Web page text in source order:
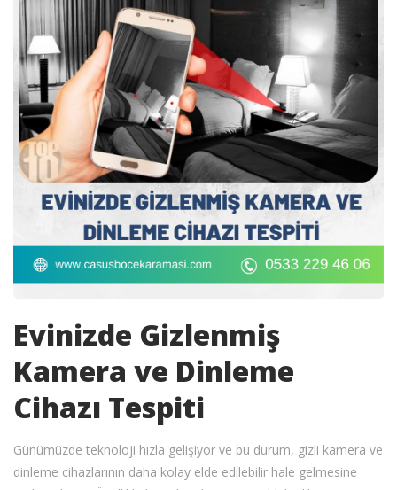
Evinizde Gizlenmiş
Kamera ve Dinleme
Cihazı Tespiti
Günümüzde teknoloji hızla gelişiyor ve bu durum, gizli kamera ve
dinleme cihazlarının daha kolay elde edilebilir hale gelmesine